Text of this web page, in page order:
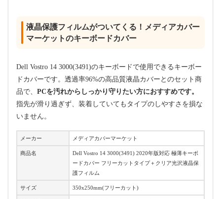
液晶保護フィルムがついてくる！メディアカバー
マーケットのキーボードカバー
Dell Vostro 14 3000(3491)のキーボードで使用できるキーボー
ドカバーです。透過率96%の高品質液晶カバーとのセット商
品で、 PCを汚れからしっかり守りたい方におすすめです。
指先が滑り過ぎず、装着していてもタイプのしやすさを損な
いません。
メーカー メディアカバーマーケット
商品名
Dell Vostro 14 3000(3491) 2020年版対応 極薄キーボ
ードカバー フリーカットタイプ＋クリア光沢液晶保
護フィルム
サイズ 350x250mm(フリーカット)